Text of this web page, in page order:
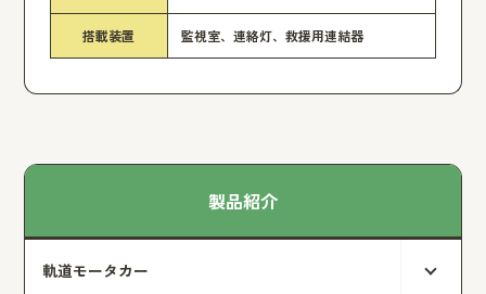
搭載装置 監視室、連絡灯、救援用連結器
製品紹介
軌道モータカー